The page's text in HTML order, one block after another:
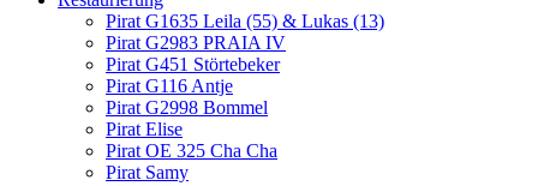
Pirat G1635 Leila (55) & Lukas (13)
Pirat G2983 PRAIA IV
Pirat G451 Störtebeker
Pirat G116 Antje
Pirat G2998 Bommel
Pirat Elise
Pirat OE 325 Cha Cha
Pirat Samy